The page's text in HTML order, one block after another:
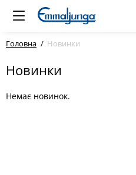
Головна Новинки
Новинки
Немає новинок.